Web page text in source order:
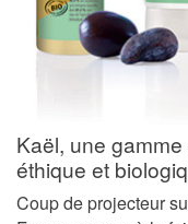
Kaël, une
éthique et
Coup de projecteur